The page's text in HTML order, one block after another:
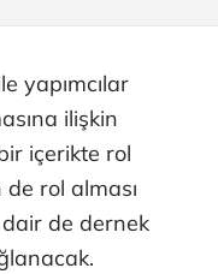
yapımcılar
ilişkin
içerikte rol
rol alması
de dernek